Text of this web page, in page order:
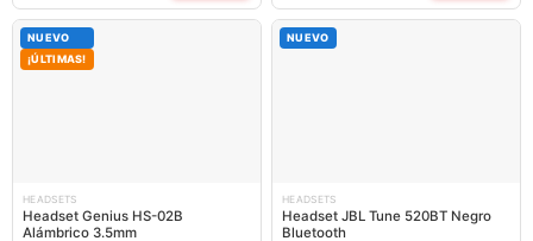
NUEVO
¡ÚLTIMAS!
HEADSETS
Headset Genius HS-02B
Alámbrico 3.5mm
NUEVO
HEADSETS
Headset JBL Tune 520BT Negro
Bluetooth